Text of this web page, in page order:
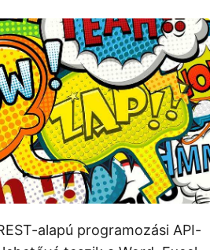
alapú programozási API-